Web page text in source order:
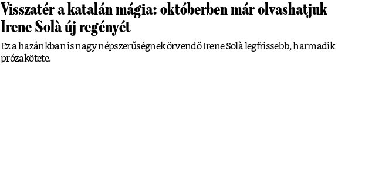
Visszatér a katalán mágia: októberben már olvashatjuk
Irene Solà új regényét
Ez a hazánkban is nagy népszerűségnek örvendő Irene Solà legfrissebb, harmadik
prózakötete.